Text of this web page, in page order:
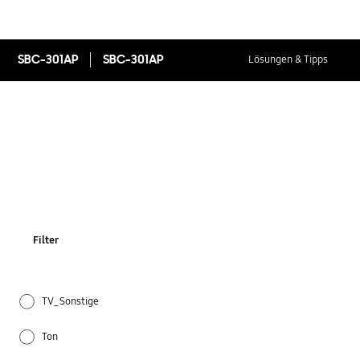
SBC-301AP SBC-301AP Lösungen & Tipps
Filter
TV_Sonstige
Ton